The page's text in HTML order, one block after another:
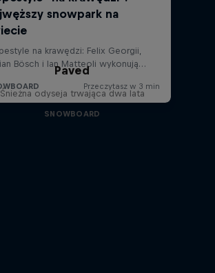
Paved
Śnieżna odyseja trwająca dwa lata
SNOWBOARD